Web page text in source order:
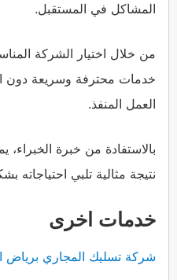
المشاكل في المستقبل.
من خلال اختيار الشركة
خدمات محترفة وسريعة دون
العمل المنفذ.
بالاستفادة من خبرة
نتيجة مثالية تلبي
خدمات اخرى
شركة تسليك المجاري برياض